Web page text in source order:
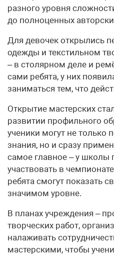
разного уровня
до полноценных
Для девочек открылись
одежды и текстильном
– в столярном деле и
сами ребята, у них
заниматься тем, что
Открытие мастерских
развитии профильного
ученики могут не только
знания, но и сразу
самое главное – у школы
участвовать в
ребята смогут показать
значимом уровне.
В планах учреждения –
творческих работ,
налаживать
мастерскими, чтобы